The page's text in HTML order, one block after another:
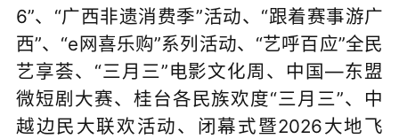
6”、“广西非遗消费季”活动、“跟着赛事游广
西”、“e网喜乐购”系列活动、“艺呼百应”全民
艺享荟、“三月三”电影文化周、中国—东盟
微短剧大赛、桂台各民族欢度“三月三”、中
越边民大联欢活动、闭幕式暨2026大地飞